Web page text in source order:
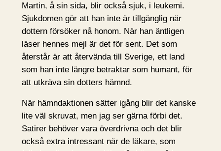
Martin, å sin sida, blir också sjuk, i leukemi.
Sjukdomen gör att han inte är tillgänglig när
dottern försöker nå honom. När han äntligen
läser hennes mejl är det för sent. Det som
återstår är att återvända till Sverige, ett land
som han inte längre betraktar som humant, för
att utkräva sin dotters hämnd.
När hämndaktionen sätter igång blir det kanske
lite väl skruvat, men jag ser gärna förbi det.
Satirer behöver vara överdrivna och det blir
också extra intressant när de läkare, som